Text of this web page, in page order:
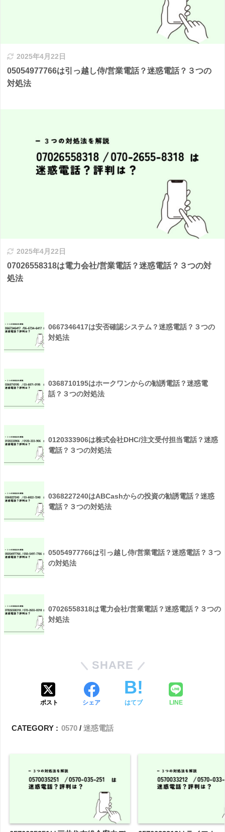
2025年4月22日
05054977766は引っ越し侍/営業電話？迷惑電話？３つの
対処法
2025年4月22日
07026558318は電力会社/営業電話？迷惑電話？３つの対
処法
0667346417は安否確認システム？迷惑電話？３つの
対処法
0368710195はホークワンからの勧誘電話？迷惑電
話？３つの対処法
0120333906は株式会社DHC/注文受付担当電話？迷惑
電話？３つの対処法
0368227240はABCashからの投資の勧誘電話？迷惑
電話？３つの対処法
05054977766は引っ越し侍/営業電話？迷惑電話？３つ
の対処法
07026558318は電力会社/営業電話？迷惑電話？３つの
対処法
SHARE
ポスト シェア はてブ LINE
CATEGORY : 0570 迷惑電話